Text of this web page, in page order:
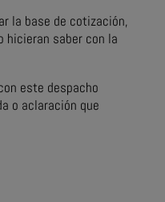
la base de cotización,
hicieran saber con la
este despacho
o aclaración que